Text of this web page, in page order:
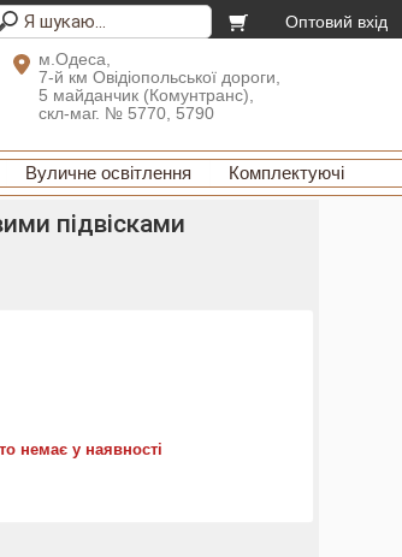
Оптовий вхід
м.Одеса,
7-й км Овідіопольської дороги,
5 майданчик (Комунтранс),
скл-маг. № 5770, 5790
Вуличне освітлення Комплектуючі
підвісками
немає у наявності